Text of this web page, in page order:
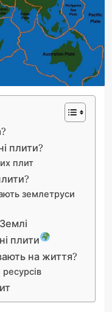
плити?
плит
землетруси
плити
на життя?